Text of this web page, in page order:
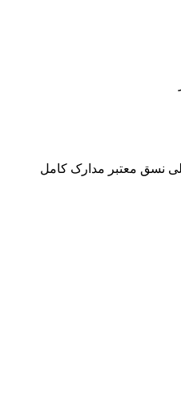
جاده اصلی نسق معتبر مدارک کامل